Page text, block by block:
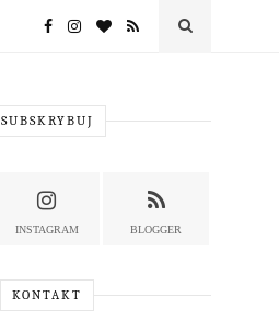
SUBSKRYBUJ
INSTAGRAM BLOGGER
KONTAKT